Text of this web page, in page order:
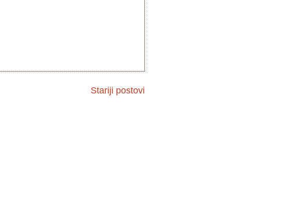
Stariji postovi